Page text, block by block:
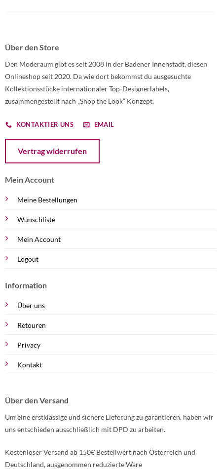
Über den Store
Den Moderaum gibt es seit 2008 in der Badener Innenstadt, diesen
Onlineshop seit 2020. Da wie dort bekommst du ausgesuchte
Kollektionsstücke internationaler Top-Designerlabels,
zusammengestellt nach „Shop the Look“ Konzept.
KONTAKTIER UNS EMAIL
Vertrag widerrufen
Mein Account
Meine Bestellungen
Wunschliste
Mein Account
Logout
Information
Über uns
Retouren
Privacy
Kontakt
Über den Versand
Um eine erstklassige und sichere Lieferung zu garantieren, haben wir
uns entschieden ausschließlich mit DPD zu arbeiten.
Kostenloser Versand ab 150€ Bestellwert nach Österreich und
Deutschland, ausgenommen reduzierte Ware